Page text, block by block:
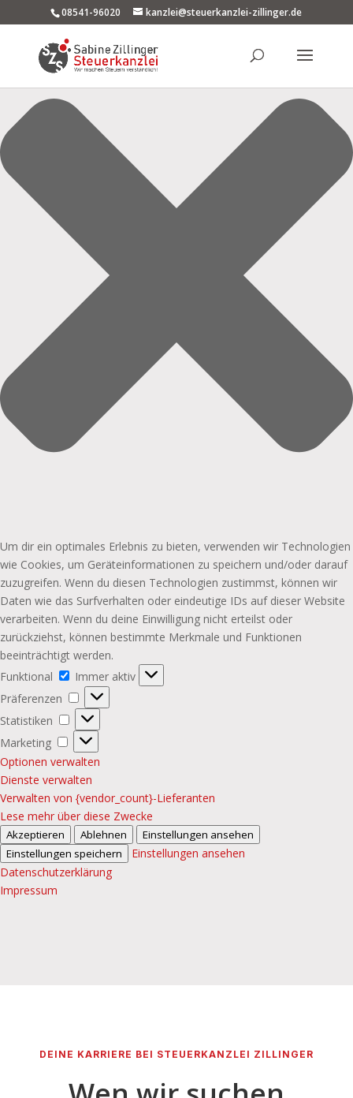
Einwilligung verwalten
Um dir ein optimales Erlebnis zu bieten, verwenden wir Technologien
wie Cookies, um Geräteinformationen zu speichern und/oder darauf
zuzugreifen. Wenn du diesen Technologien zustimmst, können wir
Daten wie das Surfverhalten oder eindeutige IDs auf dieser Website
verarbeiten. Wenn du deine Einwilligung nicht erteilst oder
zurückziehst, können bestimmte Merkmale und Funktionen
beeinträchtigt werden.
Funktional
Funktional
Immer aktiv
Präferenzen
Präferenzen
Statistiken
Statistiken
Marketing
Marketing
Optionen verwalten
Dienste verwalten
Verwalten von {vendor_count}-Lieferanten
Lese mehr über diese Zwecke
Akzeptieren Ablehnen
Einstellungen ansehen
Einstellungen speichern
Einstellungen ansehen
Datenschutzerklärung
Impressum
08541-96020 kanzlei@steuerkanzlei-zillinger.de
DEINE KARRIERE BEI STEUERKANZLEI ZILLINGER